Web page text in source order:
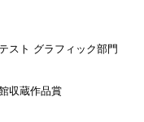
スト グラフィック部門
収蔵作品賞